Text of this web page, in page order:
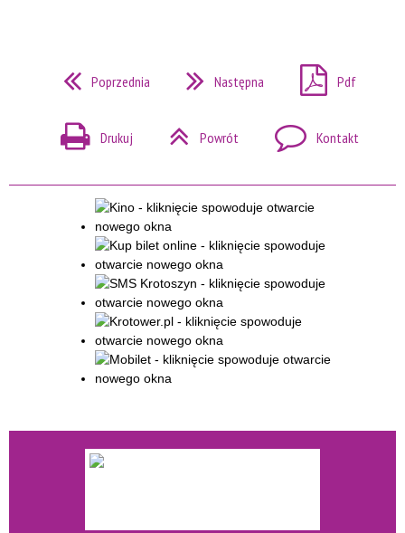
Poprzednia Następna Pdf
Drukuj Powrót Kontakt